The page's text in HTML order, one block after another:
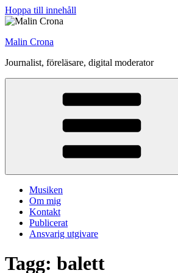
Hoppa till innehåll
Malin Crona
Journalist, föreläsare, digital moderator
Musiken
Om mig
Kontakt
Publicerat
Ansvarig utgivare
Tagg: balett